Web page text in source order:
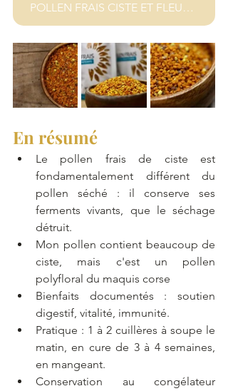
POLLEN FRAIS CISTE ET FLEURS DU MAQUIS
En résumé
Le pollen frais de ciste est
fondamentalement différent du
pollen séché : il conserve ses
ferments vivants, que le séchage
détruit.
Mon pollen contient beaucoup de
ciste, mais c'est un pollen
polyfloral du maquis corse
Bienfaits documentés : soutien
digestif, vitalité, immunité.
Pratique : 1 à 2 cuillères à soupe le
matin, en cure de 3 à 4 semaines,
en mangeant.
Conservation au congélateur